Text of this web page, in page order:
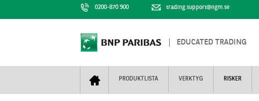
0200-870 900 trading.support@ngm.se
EDUCATED TRADING
PRODUKTLISTA VERKTYG RISKER